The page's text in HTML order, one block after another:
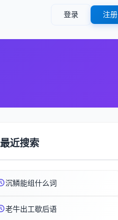
登录 注册
最近搜索
沉鳞能组什么词
老牛出工歇后语